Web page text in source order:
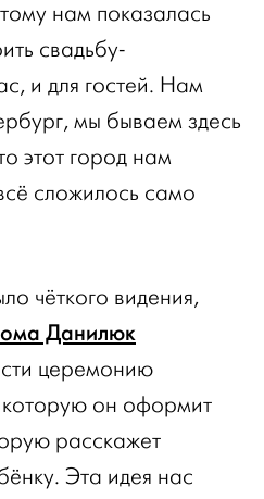
нам показалась
свадьбу-
и для гостей. Нам
мы бываем здесь
этот город нам
сложилось само
чёткого видения,
Данилюк
церемонию
он оформит
расскажет
Эта идея нас